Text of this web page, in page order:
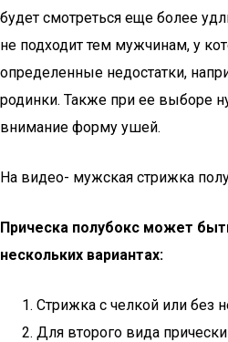
будет смотреться еще более
не подходит тем мужчинам, у
определенные недостатки,
родинки. Также при ее выборе
внимание форму ушей.
На видео- мужская стрижка
Прическа полубокс может
нескольких вариантах:
Стрижка с челкой или без
Для второго вида